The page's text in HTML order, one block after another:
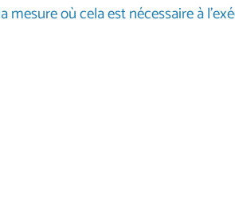
où cela est nécessaire à